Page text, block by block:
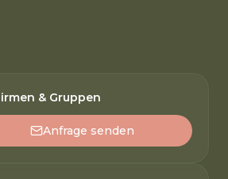
& Gruppen
Anfrage senden